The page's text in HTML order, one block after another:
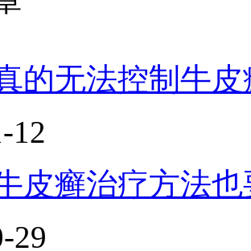
的无法控制牛
12
皮癣治疗方法也
29